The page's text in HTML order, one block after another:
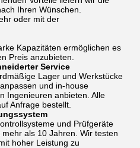
Ihren Wünschen.
oder mit der
Kapazitäten ermöglichen es
Preis anzubieten.
Service
Lager und Werkstücke
und in-house
Ingenieuren anbieten. Alle
Anfrage bestellt.
und Prüfgeräte
als 10 Jahren. Wir testen
hoher Leistung zu